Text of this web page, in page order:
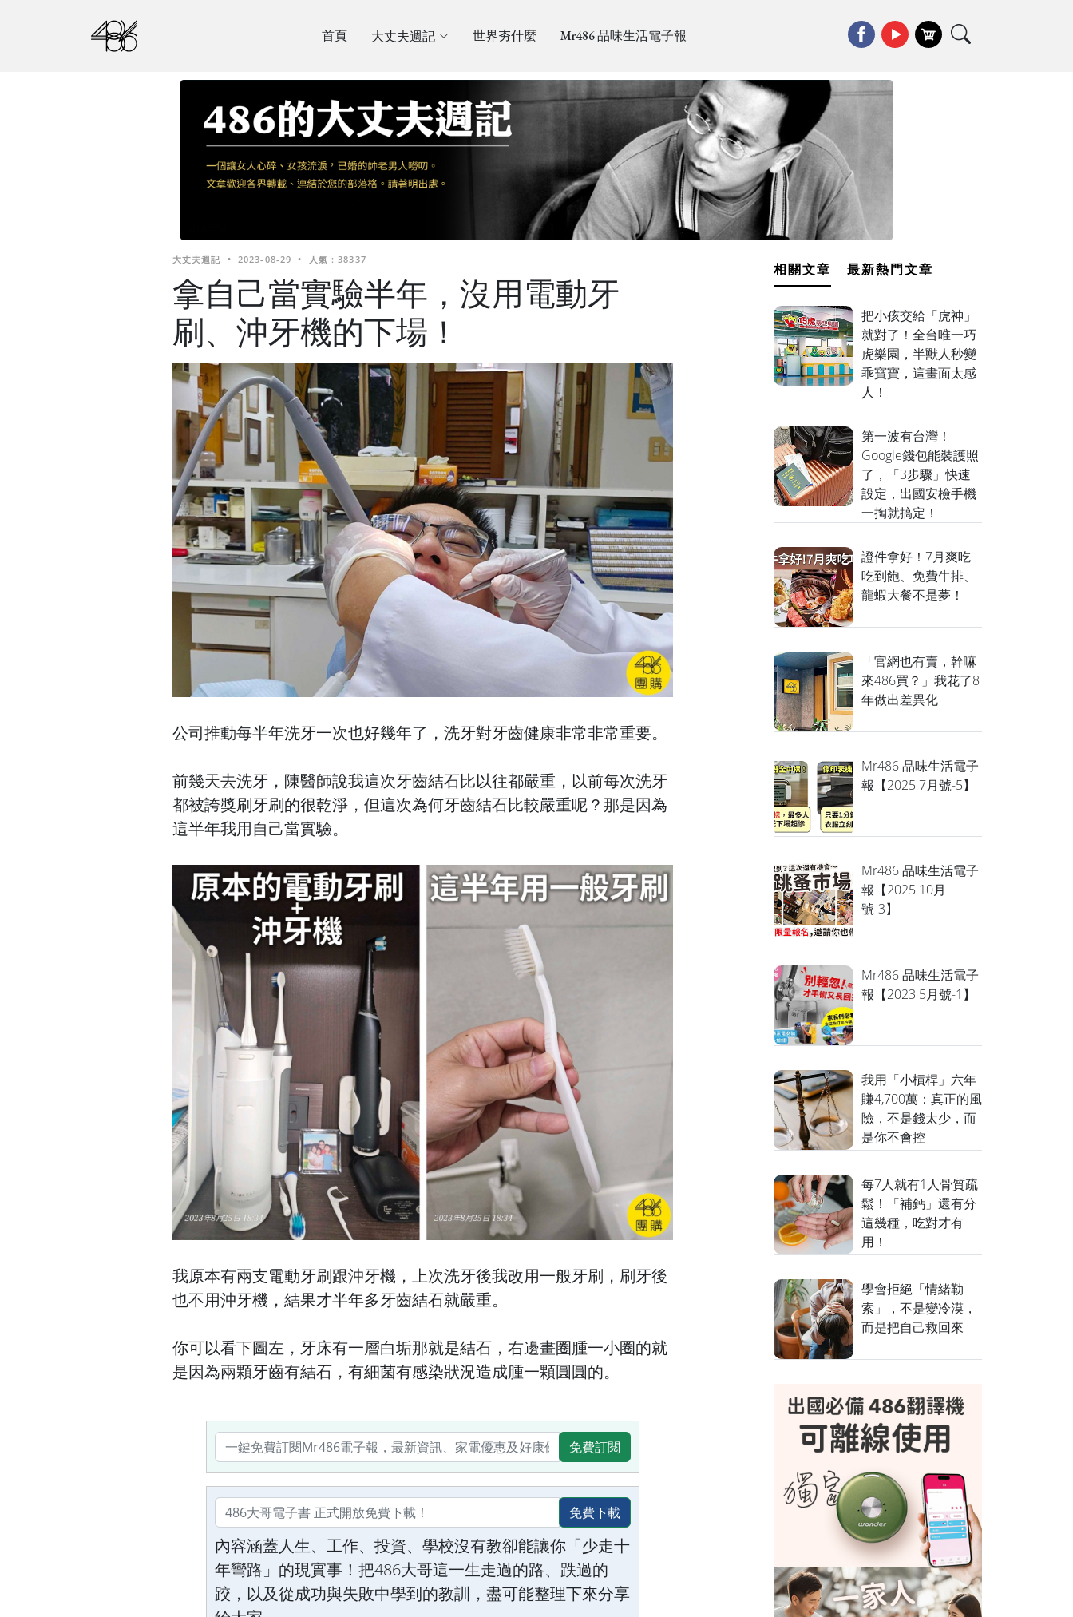
首頁 大丈夫週記 世界夯什麼 Mr486 品味生活電子報
大丈夫週記 • 2023-08-29 • 人氣 : 38337
拿自己當實驗半年，沒用電動牙
刷、沖牙機的下場！
公司推動每半年洗牙一次也好幾年了，洗牙對牙齒健康非常非常重要。
前幾天去洗牙，陳醫師說我這次牙齒結石比以往都嚴重，以前每次洗牙
都被誇獎刷牙刷的很乾淨，但這次為何牙齒結石比較嚴重呢？那是因為
這半年我用自己當實驗。
我原本有兩支電動牙刷跟沖牙機，上次洗牙後我改用一般牙刷，刷牙後
也不用沖牙機，結果才半年多牙齒結石就嚴重。
你可以看下圖左，牙床有一層白垢那就是結石，右邊畫圈腫一小圈的就
是因為兩顆牙齒有結石，有細菌有感染狀況造成腫一顆圓圓的。
免費訂閱
免費下載
內容涵蓋人生、工作、投資、學校沒有教卻能讓你「少走十
年彎路」的現實事！把486大哥這一生走過的路、跌過的
跤，以及從成功與失敗中學到的教訓，盡可能整理下來分享
相關文章 最新熱門文章
把小孩交給「虎神」
就對了！全台唯一巧
虎樂園，半獸人秒變
乖寶寶，這畫面太感
人！
第一波有台灣！
Google錢包能裝護照
了，「3步驟」快速
設定，出國安檢手機
一掏就搞定！
證件拿好！7月爽吃
吃到飽、免費牛排、
龍蝦大餐不是夢！
「官網也有賣，幹嘛
來486買？」我花了8
年做出差異化
Mr486 品味生活電子
報【2025 7月號-5】
Mr486 品味生活電子
報【2025 10月
號-3】
Mr486 品味生活電子
報【2023 5月號-1】
我用「小槓桿」六年
賺4,700萬：真正的風
險，不是錢太少，而
是你不會控
每7人就有1人骨質疏
鬆！「補鈣」還有分
這幾種，吃對才有
用！
學會拒絕「情緒勒
索」，不是變冷漠，
而是把自己救回來